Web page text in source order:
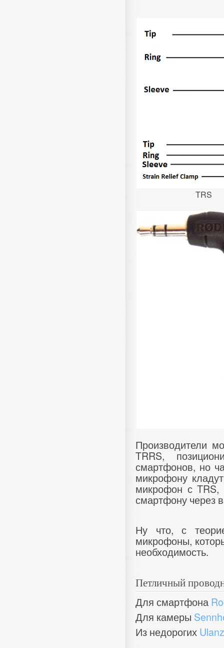
TRS
Производители
TRRS,
смартфонов, но
микрофону
микрофон с TRS,
смартфону через
Ну что, с
микрофоны,
необходимость.
Петличный
Для смартфона
Для камеры
Из недорогих